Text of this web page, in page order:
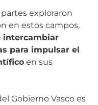
exploraron
en estos campos,
intercambiar
para impulsar el
en sus
Gobierno Vasco es